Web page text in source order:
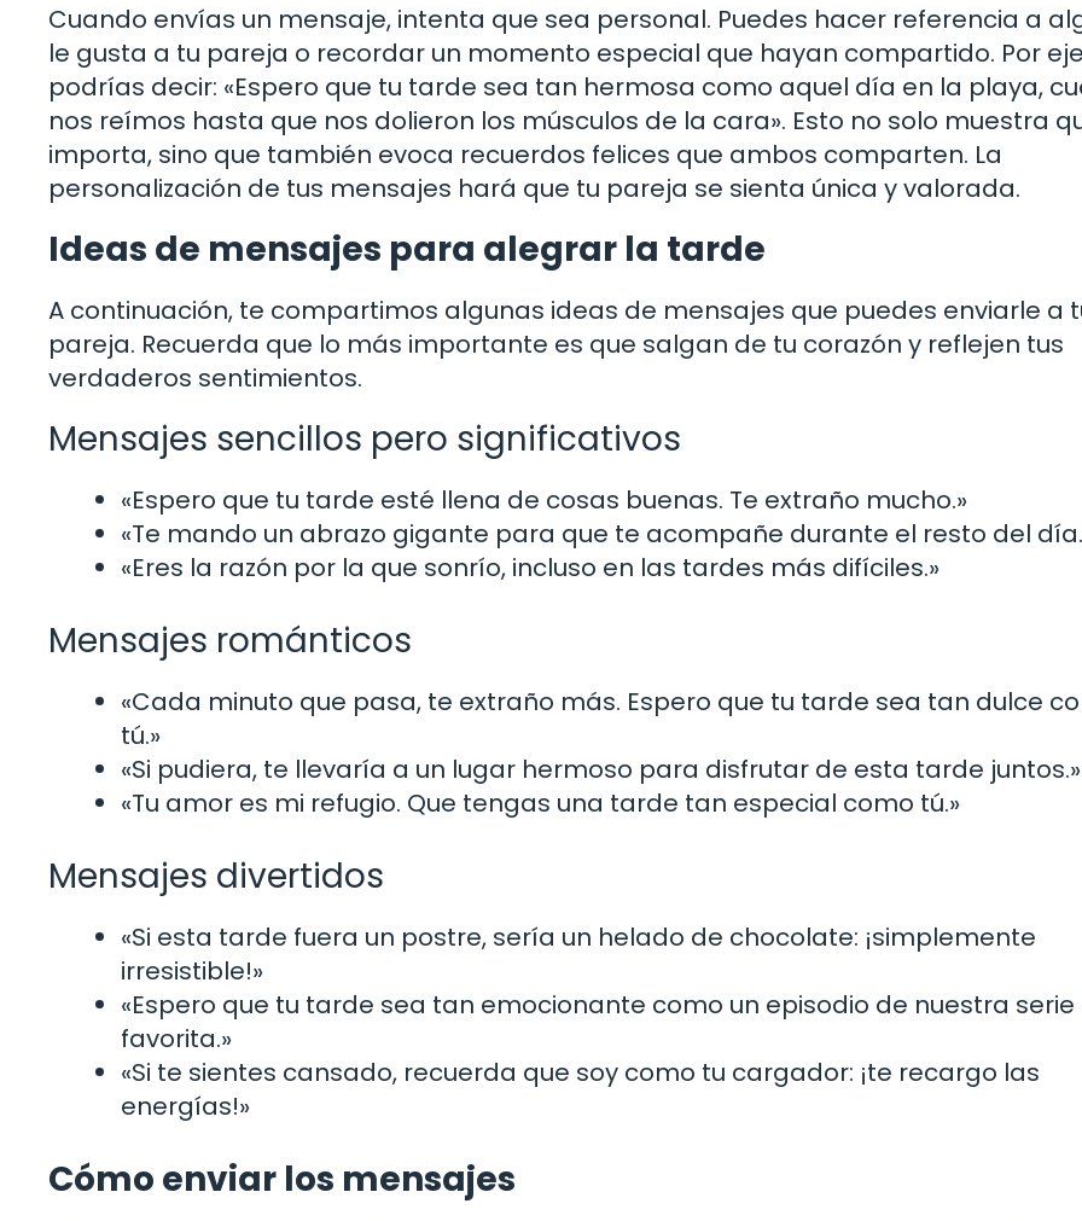
Cuando envías un mensaje, intenta que sea personal. Puedes hacer referencia a
le gusta a tu pareja o recordar un momento especial que hayan compartido. Por
podrías decir: «Espero que tu tarde sea tan hermosa como aquel día en la playa,
nos reímos hasta que nos dolieron los músculos de la cara». Esto no solo muestra
importa, sino que también evoca recuerdos felices que ambos comparten. La
personalización de tus mensajes hará que tu pareja se sienta única y valorada.
Ideas de mensajes para alegrar la tarde
A continuación, te compartimos algunas ideas de mensajes que puedes enviarle a
pareja. Recuerda que lo más importante es que salgan de tu corazón y reflejen tus
verdaderos sentimientos.
Mensajes sencillos pero significativos
«Espero que tu tarde esté llena de cosas buenas. Te extraño mucho.»
«Te mando un abrazo gigante para que te acompañe durante el resto del
«Eres la razón por la que sonrío, incluso en las tardes más difíciles.»
Mensajes románticos
«Cada minuto que pasa, te extraño más. Espero que tu tarde sea tan dulce
tú.»
«Si pudiera, te llevaría a un lugar hermoso para disfrutar de esta tarde juntos.»
«Tu amor es mi refugio. Que tengas una tarde tan especial como tú.»
Mensajes divertidos
«Si esta tarde fuera un postre, sería un helado de chocolate: ¡simplemente
irresistible!»
«Espero que tu tarde sea tan emocionante como un episodio de nuestra serie
favorita.»
«Si te sientes cansado, recuerda que soy como tu cargador: ¡te recargo las
energías!»
Cómo enviar los mensajes